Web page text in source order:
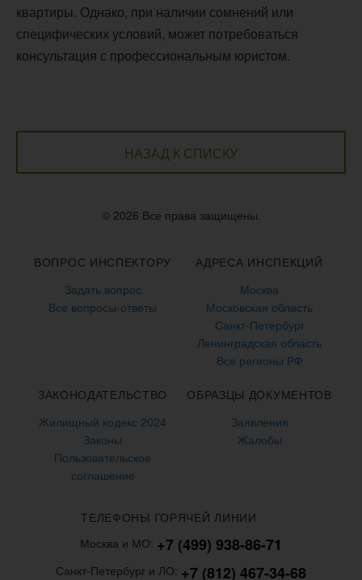
квартиры. Однако, при наличии сомнений или
специфических условий, может потребоваться
консультация с профессиональным юристом.
НАЗАД К СПИСКУ
© 2026 Все права защищены.
ВОПРОС ИНСПЕКТОРУ
Задать вопрос
Все вопросы-ответы
АДРЕСА ИНСПЕКЦИЙ
Москва
Московская область
Санкт-Петербург
Ленинградская область
Все регионы РФ
ЗАКОНОДАТЕЛЬСТВО
Жилищный кодекс 2024
Законы
Пользовательское
соглашение
ОБРАЗЦЫ ДОКУМЕНТОВ
Заявления
Жалобы
ТЕЛЕФОНЫ ГОРЯЧЕЙ ЛИНИИ
Москва и МО: +7 (499) 938-86-71
Санкт-Петербург и ЛО: +7 (812) 467-34-68